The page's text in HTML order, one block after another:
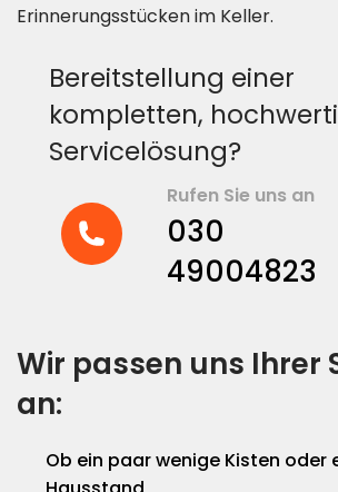
Erinnerungsstücken im Keller.
Bereitstellung einer
kompletten,
Servicelösung?
Rufen Sie uns an
030
49004823
Wir passen uns Ihrer
an:
Ob ein paar wenige Kisten oder